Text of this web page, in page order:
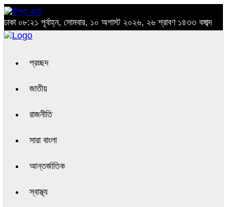
ঢাকা ০৮:২১ পূর্বাহ্ন, সোমবার, ১০ অগাস্ট ২০২৬, ২৬ শ্রাবণ ১৪৩৩ বঙ্গাব্দ
প্রচ্ছদ
জাতীয়
রাজনীতি
সারা বাংলা
আন্তর্জাতিক
স্বাস্থ্য